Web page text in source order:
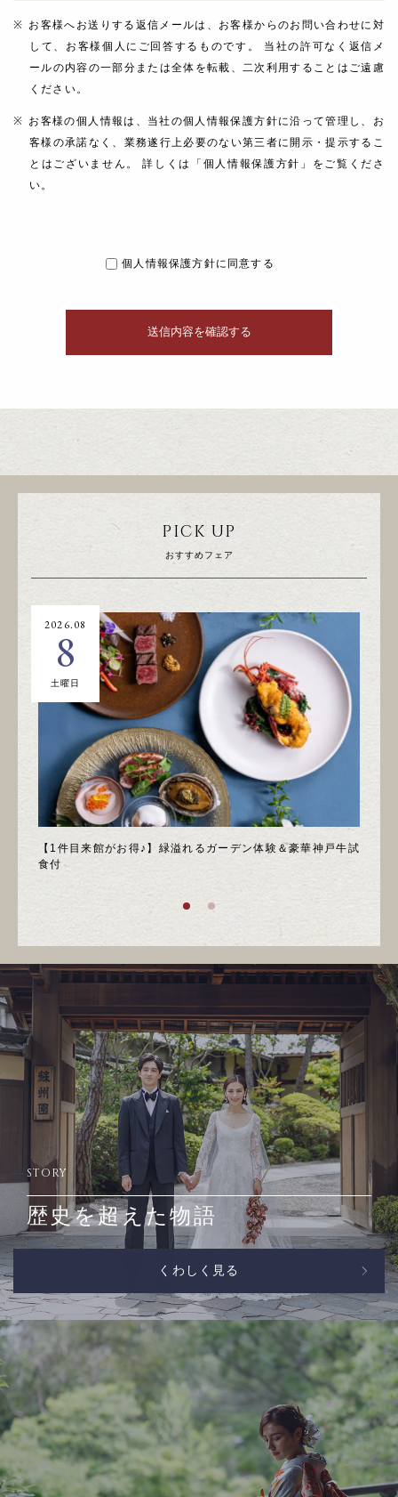
お客様へお送りする返信メールは、お客様からのお問い合わせに対
して、お客様個人にご回答するものです。 当社の許可なく返信メ
ールの内容の一部分または全体を転載、二次利用することはご遠慮
ください。
お客様の個人情報は、当社の個人情報保護方針に沿って管理し、お
客様の承諾なく、業務遂行上必要のない第三者に開示・提示するこ
とはございません。 詳しくは「個人情報保護方針」をご覧くださ
い。
個人情報保護方針に同意する
PICK UP
おすすめフェア
【1件目来館がお得♪】緑溢れるガーデン体験＆豪華神戸牛試
食付
2026.08
8
土曜日
STORY
歴史を超えた物語
くわしく見る